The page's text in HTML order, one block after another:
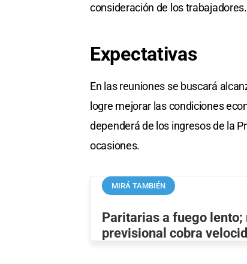
consideración de los trabajadores.
Expectativas
En las reuniones se buscará
logre mejorar las condiciones
dependerá de los ingresos de la
ocasiones.
MIRÁ TAMBIÉN
Paritarias a fuego lento;
previsional cobra